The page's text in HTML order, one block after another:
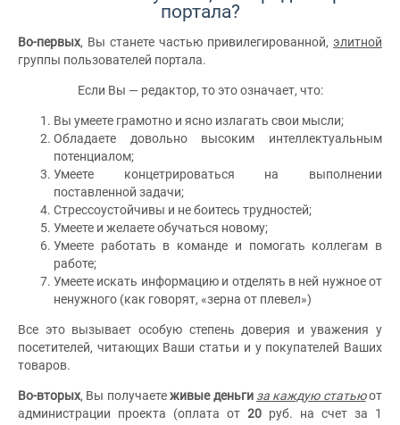
портала?
Во-первых, Вы станете частью привилегированной, элитной
группы пользователей портала.
Если Вы — редактор, то это означает, что:
Вы умеете грамотно и ясно излагать свои мысли;
Обладаете довольно высоким интеллектуальным
потенциалом;
Умеете концетрироваться на выполнении
поставленной задачи;
Стрессоустойчивы и не боитесь трудностей;
Умеете и желаете обучаться новому;
Умеете работать в команде и помогать коллегам в
работе;
Умеете искать информацию и отделять в ней нужное от
ненужного (как говорят, «зерна от плевел»)
Все это вызывает особую степень доверия и уважения у
посетителей, читающих Ваши статьи и у покупателей Ваших
товаров.
Во-вторых, Вы получаетеживые деньги за каждую статьюот
администрации проекта (оплата от 20 руб. на счет за 1